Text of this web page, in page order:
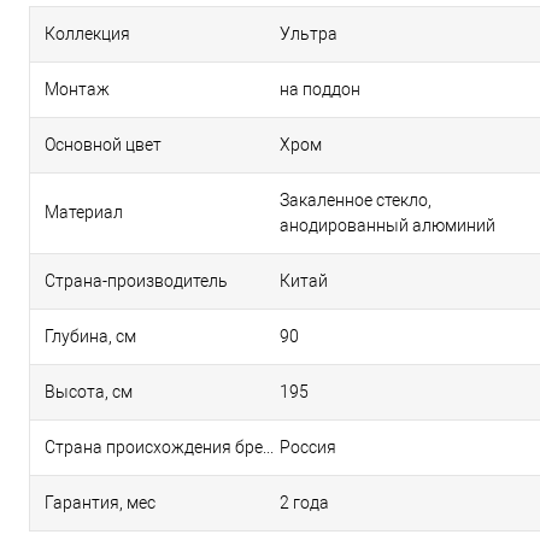
Коллекция Ультра
Монтаж на поддон
Основной цвет Хром
Материал
Закаленное стекло,
анодированный алюминий
Страна-производитель Китай
Глубина, см 90
Высота, см 195
Россия
Гарантия, мес 2 года